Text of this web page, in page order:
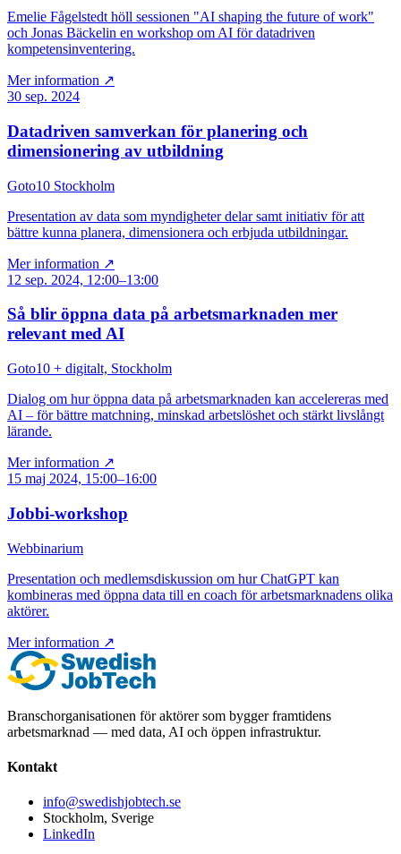
Emelie Fågelstedt höll sessionen "AI shaping the future of work"
och Jonas Bäckelin en workshop om AI för datadriven
kompetensinventering.
Mer information ↗
30 sep. 2024
Datadriven samverkan för planering och
dimensionering av utbildning
Goto10 Stockholm
Presentation av data som myndigheter delar samt initiativ för att
bättre kunna planera, dimensionera och erbjuda utbildningar.
Mer information ↗
12 sep. 2024, 12:00–13:00
Så blir öppna data på arbetsmarknaden mer
relevant med AI
Goto10 + digitalt, Stockholm
Dialog om hur öppna data på arbetsmarknaden kan accelereras med
AI – för bättre matchning, minskad arbetslöshet och stärkt livslångt
lärande.
Mer information ↗
15 maj 2024, 15:00–16:00
Jobbi-workshop
Webbinarium
Presentation och medlemsdiskussion om hur ChatGPT kan
kombineras med öppna data till en coach för arbetsmarknadens olika
aktörer.
Mer information ↗
Branschorganisationen för aktörer som bygger framtidens
arbetsmarknad — med data, AI och öppen infrastruktur.
Kontakt
info@swedishjobtech.se
Stockholm, Sverige
LinkedIn